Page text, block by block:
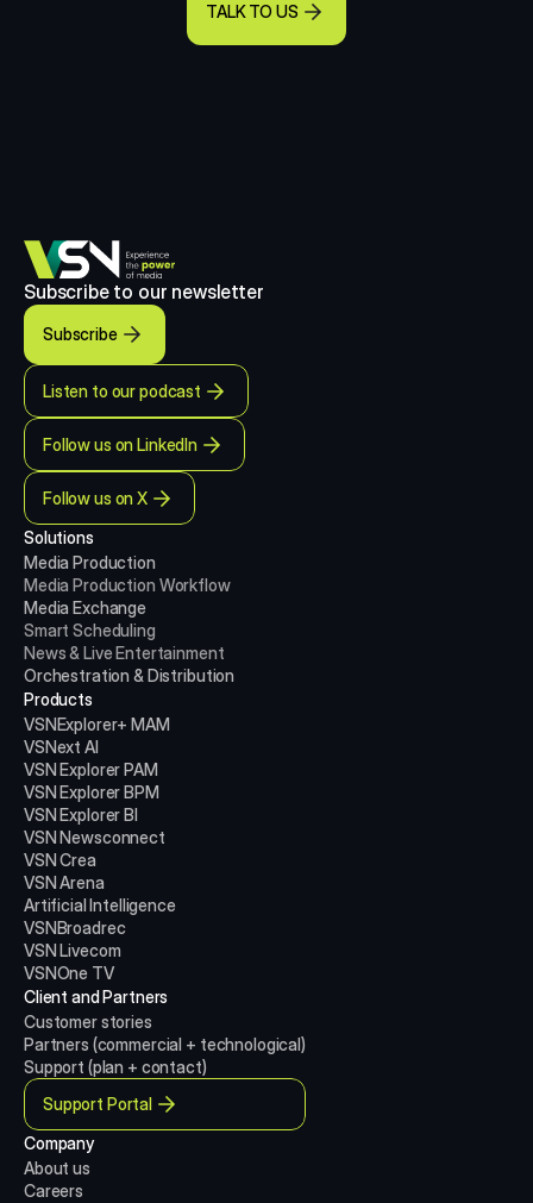
TALK TO US
Subscribe to our newsletter
Subscribe
Listen to our podcast
Follow us on LinkedIn
Follow us on X
Solutions
Media Production
Media Production Workflow
Media Exchange
Smart Scheduling
News & Live Entertainment
Orchestration & Distribution
Products
VSNExplorer+ MAM
VSNext AI
VSN Explorer PAM
VSN Explorer BPM
VSN Explorer BI
VSN Newsconnect
VSN Crea
VSN Arena
Artificial Intelligence
VSNBroadrec
VSN Livecom
VSNOne TV
Client and Partners
Customer stories
Partners (commercial + technological)
Support (plan + contact)
Support Portal
Company
About us
Careers